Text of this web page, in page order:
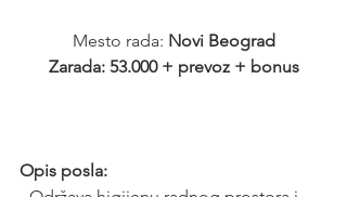
Mesto rada: Novi Beograd
Zarada: 53.000 + prevoz + bonus
Opis posla: